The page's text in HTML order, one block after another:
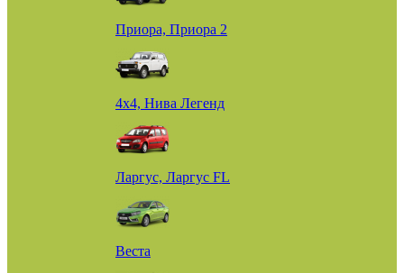
Приора, Приора 2
4х4, Нива Легенд
Ларгус, Ларгус FL
Веста